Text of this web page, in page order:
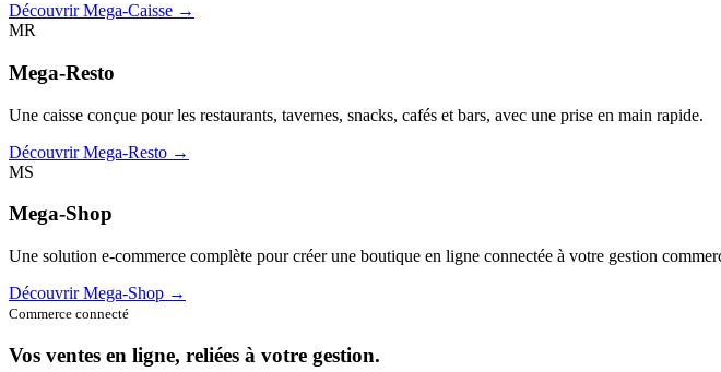
Découvrir Mega-Caisse →
MR
Mega-Resto
Une caisse conçue pour les restaurants, tavernes, snacks, cafés et bars, avec une prise en main rapide.
Découvrir Mega-Resto →
MS
Mega-Shop
Une solution e-commerce complète pour créer une boutique en ligne connectée à votre gestion
Découvrir Mega-Shop →
Commerce connecté
Vos ventes en ligne, reliées à votre gestion.